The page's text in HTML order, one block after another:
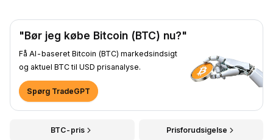
"Bør jeg købe Bitcoin (BTC) nu?"
Få AI-baseret Bitcoin (BTC) markedsindsigt
og aktuel BTC til USD prisanalyse.
Spørg TradeGPT
BTC-pris Prisforudsigelse